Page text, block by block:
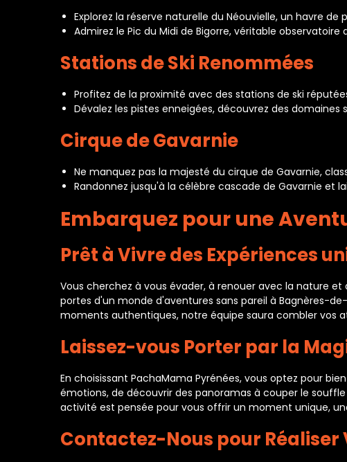
Explorez la réserve naturelle du Néouvielle, un havre
Admirez le Pic du Midi de Bigorre, véritable
Stations de Ski Renommées
Profitez de la proximité avec des stations de ski
Dévalez les pistes enneigées, découvrez des
Cirque de Gavarnie
Ne manquez pas la majesté du cirque de Gavarnie,
Randonnez jusqu'à la célèbre cascade de Gavarnie et
Embarquez pour une
Prêt à Vivre des Expériences
Vous cherchez à vous évader, à renouer avec la nature
portes d'un monde d'aventures sans pareil à Bagnères-
moments authentiques, notre équipe saura combler vos
Laissez-vous Porter par la
En choisissant PachaMama Pyrénées, vous optez pour
émotions, de découvrir des panoramas à couper le
activité est pensée pour vous offrir un moment unique,
Contactez-Nous pour Réaliser